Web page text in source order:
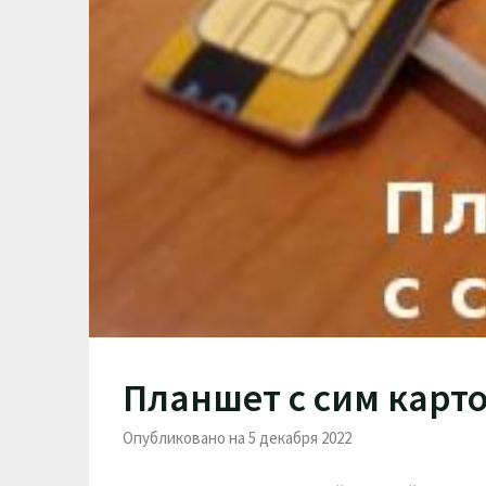
Планшет с сим
Опубликовано на 5 декабря 2022